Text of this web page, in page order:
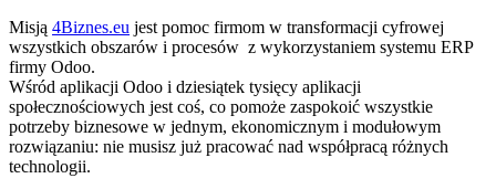
Misją 4Biznes.eu jest pomoc firmom w transformacji cyfrowej
wszystkich obszarów i procesów z wykorzystaniem systemu ERP
firmy Odoo.
Wśród aplikacji Odoo i dziesiątek tysięcy aplikacji
społecznościowych jest coś, co pomoże zaspokoić wszystkie
potrzeby biznesowe w jednym, ekonomicznym i modułowym
rozwiązaniu: nie musisz już pracować nad współpracą różnych
technologii.